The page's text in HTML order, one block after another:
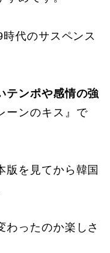
代のサスペンス
テンポや感情の強
ーンのキス』で
版を見てから韓国
わったのか楽しさ